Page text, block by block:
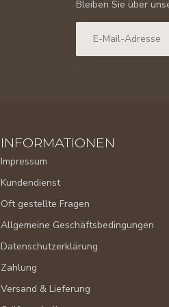
Bleiben Sie über
INFORMATIONEN
Impressum
Kundendienst
Oft gestellte Fragen
Allgemeine Geschäftsbedingungen
Datenschutzerklärung
Zahlung
Versand & Lieferung